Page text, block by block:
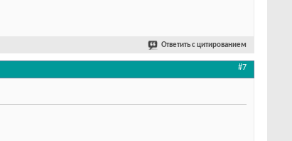
Ответить с цитированием
#7